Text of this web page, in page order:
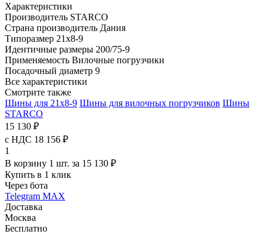
Характеристики
Производитель STARCO
Страна производитель Дания
Типоразмер 21x8-9
Идентичные размеры 200/75-9
Применяемость Вилочные погрузчики
Посадочный диаметр 9
Все характеристики
Смотрите также
Шины для 21x8-9 Шины для вилочных погрузчиков Шины
STARCO
15 130 ₽
с НДС 18 156 ₽
1
В корзину 1 шт. за 15 130 ₽
Купить в 1 клик
Через бота
Telegram MAX
Доставка
Москва
Бесплатно